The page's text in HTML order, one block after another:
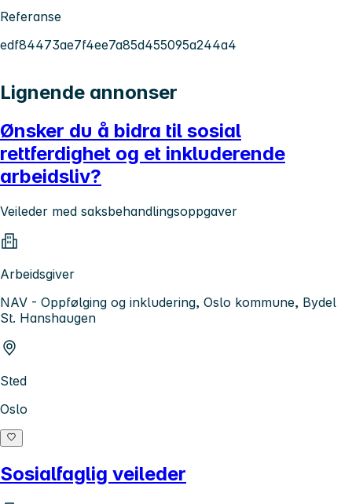
Referanse
edf84473ae7f4ee7a85d455095a244a4
Lignende annonser
Ønsker du å bidra til sosial
rettferdighet og et inkluderende
arbeidsliv?
Veileder med saksbehandlingsoppgaver
Arbeidsgiver
NAV - Oppfølging og inkludering, Oslo kommune, Bydel
St. Hanshaugen
Sted
Oslo
Sosialfaglig veileder